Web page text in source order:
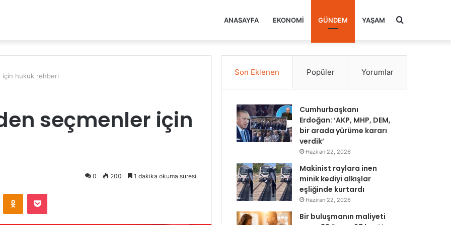
ANASAYFA EKONOMI GÜNDEM YAŞAM Arama
için hukuk rehberi
seçmenler için
0 200 1 dakika okuma süresi
Odnoklassniki
Pocket
Son Eklenen Popüler Yorumlar
Cumhurbaşkanı
Erdoğan: ‘AKP, MHP, DEM,
bir arada yürüme kararı
verdik’
Haziran 22, 2026
Makinist raylara inen
minik kediyi alkışlar
eşliğinde kurtardı
Haziran 22, 2026
Bir buluşmanın maliyeti